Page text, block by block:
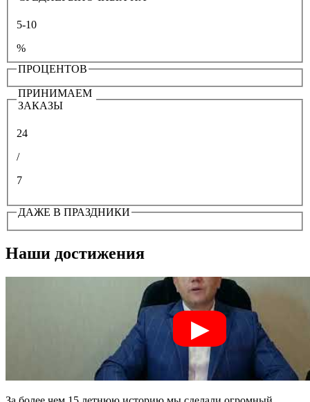
5-10
%
ПРОЦЕНТОВ
ПРИНИМАЕМ
ЗАКАЗЫ
24
/
7
ДАЖЕ В ПРАЗДНИКИ
Наши достижения